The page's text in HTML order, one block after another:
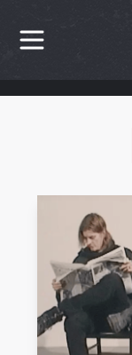
HÍREK
INTERJÚK
PREMIEREK
KULT
MÁSVILÁG